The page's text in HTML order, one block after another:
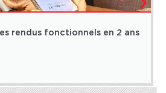
rendus fonctionnels en 2 ans